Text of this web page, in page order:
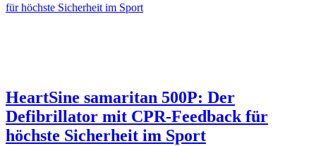
HeartSine samaritan 500P: Der
Defibrillator mit CPR-Feedback für
höchste Sicherheit im Sport